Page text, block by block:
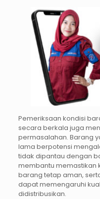
Pemeriksaan kondisi
secara berkala juga
permasalahan. Barang
lama berpotensi
tidak dipantau dengan
membantu memastikan
barang tetap aman,
dapat memengaruhi
didistribusikan.